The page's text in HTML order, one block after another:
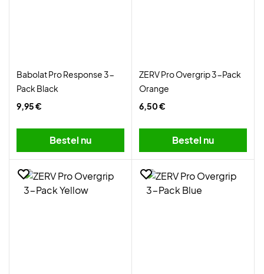
Babolat Pro Response 3-
Pack Black
9,95 €
Bestel nu
ZERV Pro Overgrip 3-Pack
Orange
6,50 €
Bestel nu